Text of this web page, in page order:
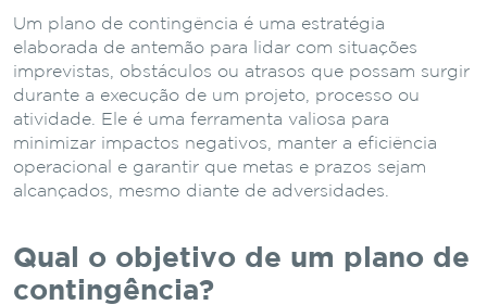
Um plano de contingência é uma estratégia
elaborada de antemão para lidar com situações
imprevistas, obstáculos ou atrasos que possam surgir
durante a execução de um projeto, processo ou
atividade. Ele é uma ferramenta valiosa para
minimizar impactos negativos, manter a eficiência
operacional e garantir que metas e prazos sejam
alcançados, mesmo diante de adversidades.
Qual o objetivo de um plano de
contingência?